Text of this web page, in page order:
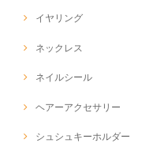
イヤリング
ネックレス
ネイルシール
ヘアーアクセサリー
シュシュキーホルダー